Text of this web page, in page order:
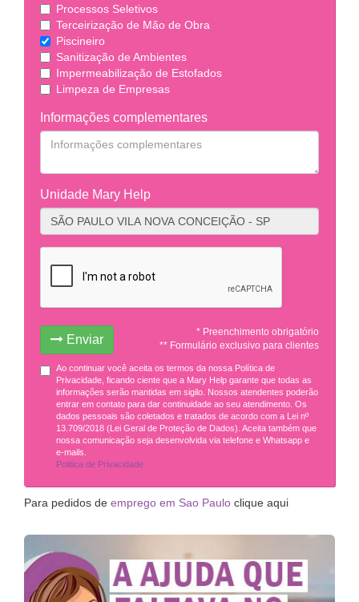
Processos Seletivos
Terceirização de Mão de Obra
Piscineiro
Sanitização de Ambientes
Impermeabilização de Estofados
Limpeza de Empresas
Informações complementares
Unidade Mary Help
Enviar
* Preenchimento obrigatório
** Formulário exclusivo para clientes
Ao continuar você aceita os termos da nossa Política de
Privacidade, ficando ciente que a Mary Help garante que todas as
informações serão mantidas em sigilo. Nossos atendentes poderão
entrar em contato para dar continuidade ao seu atendimento. Os
dados pessoais são coletados e tratados de acordo com a Lei nº
13.709/2018 (Lei Geral de Proteção de Dados). Aceita também que
nossa comunicação seja desenvolvida via telefone e Whatsapp e
e-mails.
Politica de Privacidade
Para pedidos de emprego em Sao Paulo clique aqui